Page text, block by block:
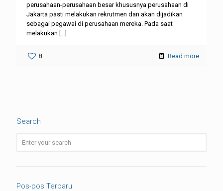
perusahaan-perusahaan besar khususnya perusahaan di
Jakarta pasti melakukan rekrutmen dan akan dijadikan
sebagai pegawai di perusahaan mereka. Pada saat
melakukan […]
8 Read more
Search
Pos-pos Terbaru